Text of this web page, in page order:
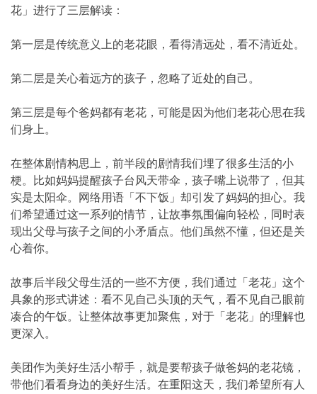
花」进行了三层解读：
第一层是传统意义上的老花眼，看得清远处，看不清近处。
第二层是关心着远方的孩子，忽略了近处的自己。
第三层是每个爸妈都有老花，可能是因为他们老花心思在我
们身上。
在整体剧情构思上，前半段的剧情我们埋了很多生活的小
梗。比如妈妈提醒孩子台风天带伞，孩子嘴上说带了，但其
实是太阳伞。网络用语「不下饭」却引发了妈妈的担心。我
们希望通过这一系列的情节，让故事氛围偏向轻松，同时表
现出父母与孩子之间的小矛盾点。他们虽然不懂，但还是关
心着你。
故事后半段父母生活的一些不方便，我们通过「老花」这个
具象的形式讲述：看不见自己头顶的天气，看不见自己眼前
凑合的午饭。让整体故事更加聚焦，对于「老花」的理解也
更深入。
美团作为美好生活小帮手，就是要帮孩子做爸妈的老花镜，
带他们看看身边的美好生活。在重阳这天，我们希望所有人